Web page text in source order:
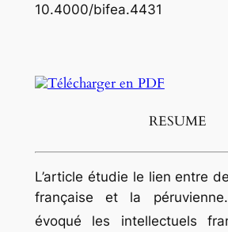
10.4000/bifea.4431
RESUME
L’article étudie le lien entre
française et la
évoqué les intellectuels